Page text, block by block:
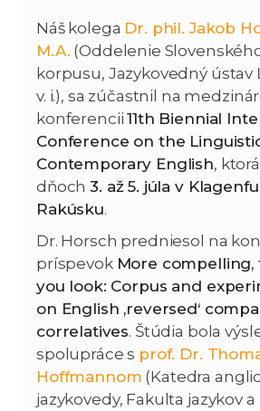
Náš kolega Dr. phil. Jakob
M.A. (Oddelenie
korpusu, Jazykovedný ústav
v. i.), sa zúčastnil na
konferencii11th Biennial
Conference on the
Contemporary English,
dňoch3. až 5. júla v
Rakúsku.
Dr. Horsch predniesol na
príspevok More compelling,
you look: Corpus and
on English ‚reversed‘
correlatives. Štúdia bola
spolupráce s prof. Dr.
Hoffmannom (Katedra
jazykovedy, Fakulta jazykov